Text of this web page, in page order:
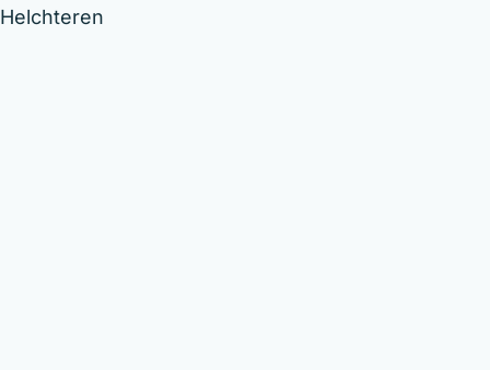
Helchteren